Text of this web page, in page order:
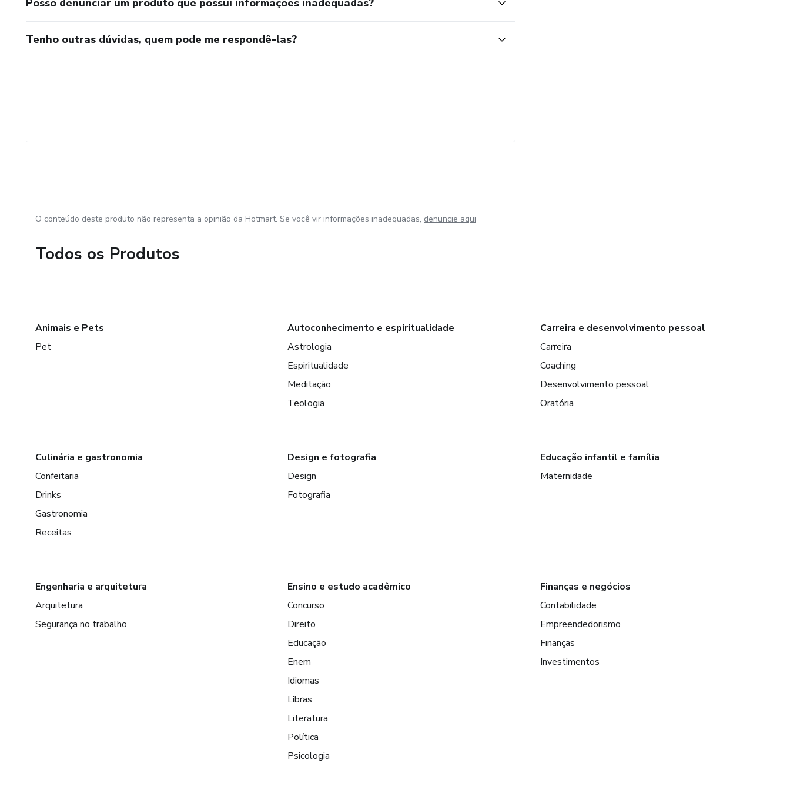
Tenho outras dúvidas, quem pode me respondê-las?
O conteúdo deste produto não representa a opinião da Hotmart. Se você vir informações inadequadas, denuncie aqui
Todos os Produtos
Animais e Pets
Pet
Autoconhecimento e espiritualidade
Astrologia
Espiritualidade
Meditação
Teologia
Carreira e desenvolvimento pessoal
Carreira
Coaching
Desenvolvimento pessoal
Oratória
Culinária e gastronomia
Confeitaria
Drinks
Gastronomia
Receitas
Design e fotografia
Design
Fotografia
Educação infantil e família
Maternidade
Engenharia e arquitetura
Arquitetura
Segurança no trabalho
Ensino e estudo acadêmico
Concurso
Direito
Educação
Enem
Idiomas
Libras
Literatura
Política
Psicologia
Finanças e negócios
Contabilidade
Empreendedorismo
Finanças
Investimentos